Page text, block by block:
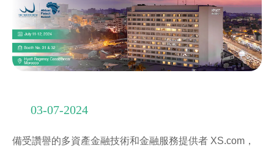
03-07-2024
備受讚譽的多資產金融技術和金融服務提供者 XS.com，